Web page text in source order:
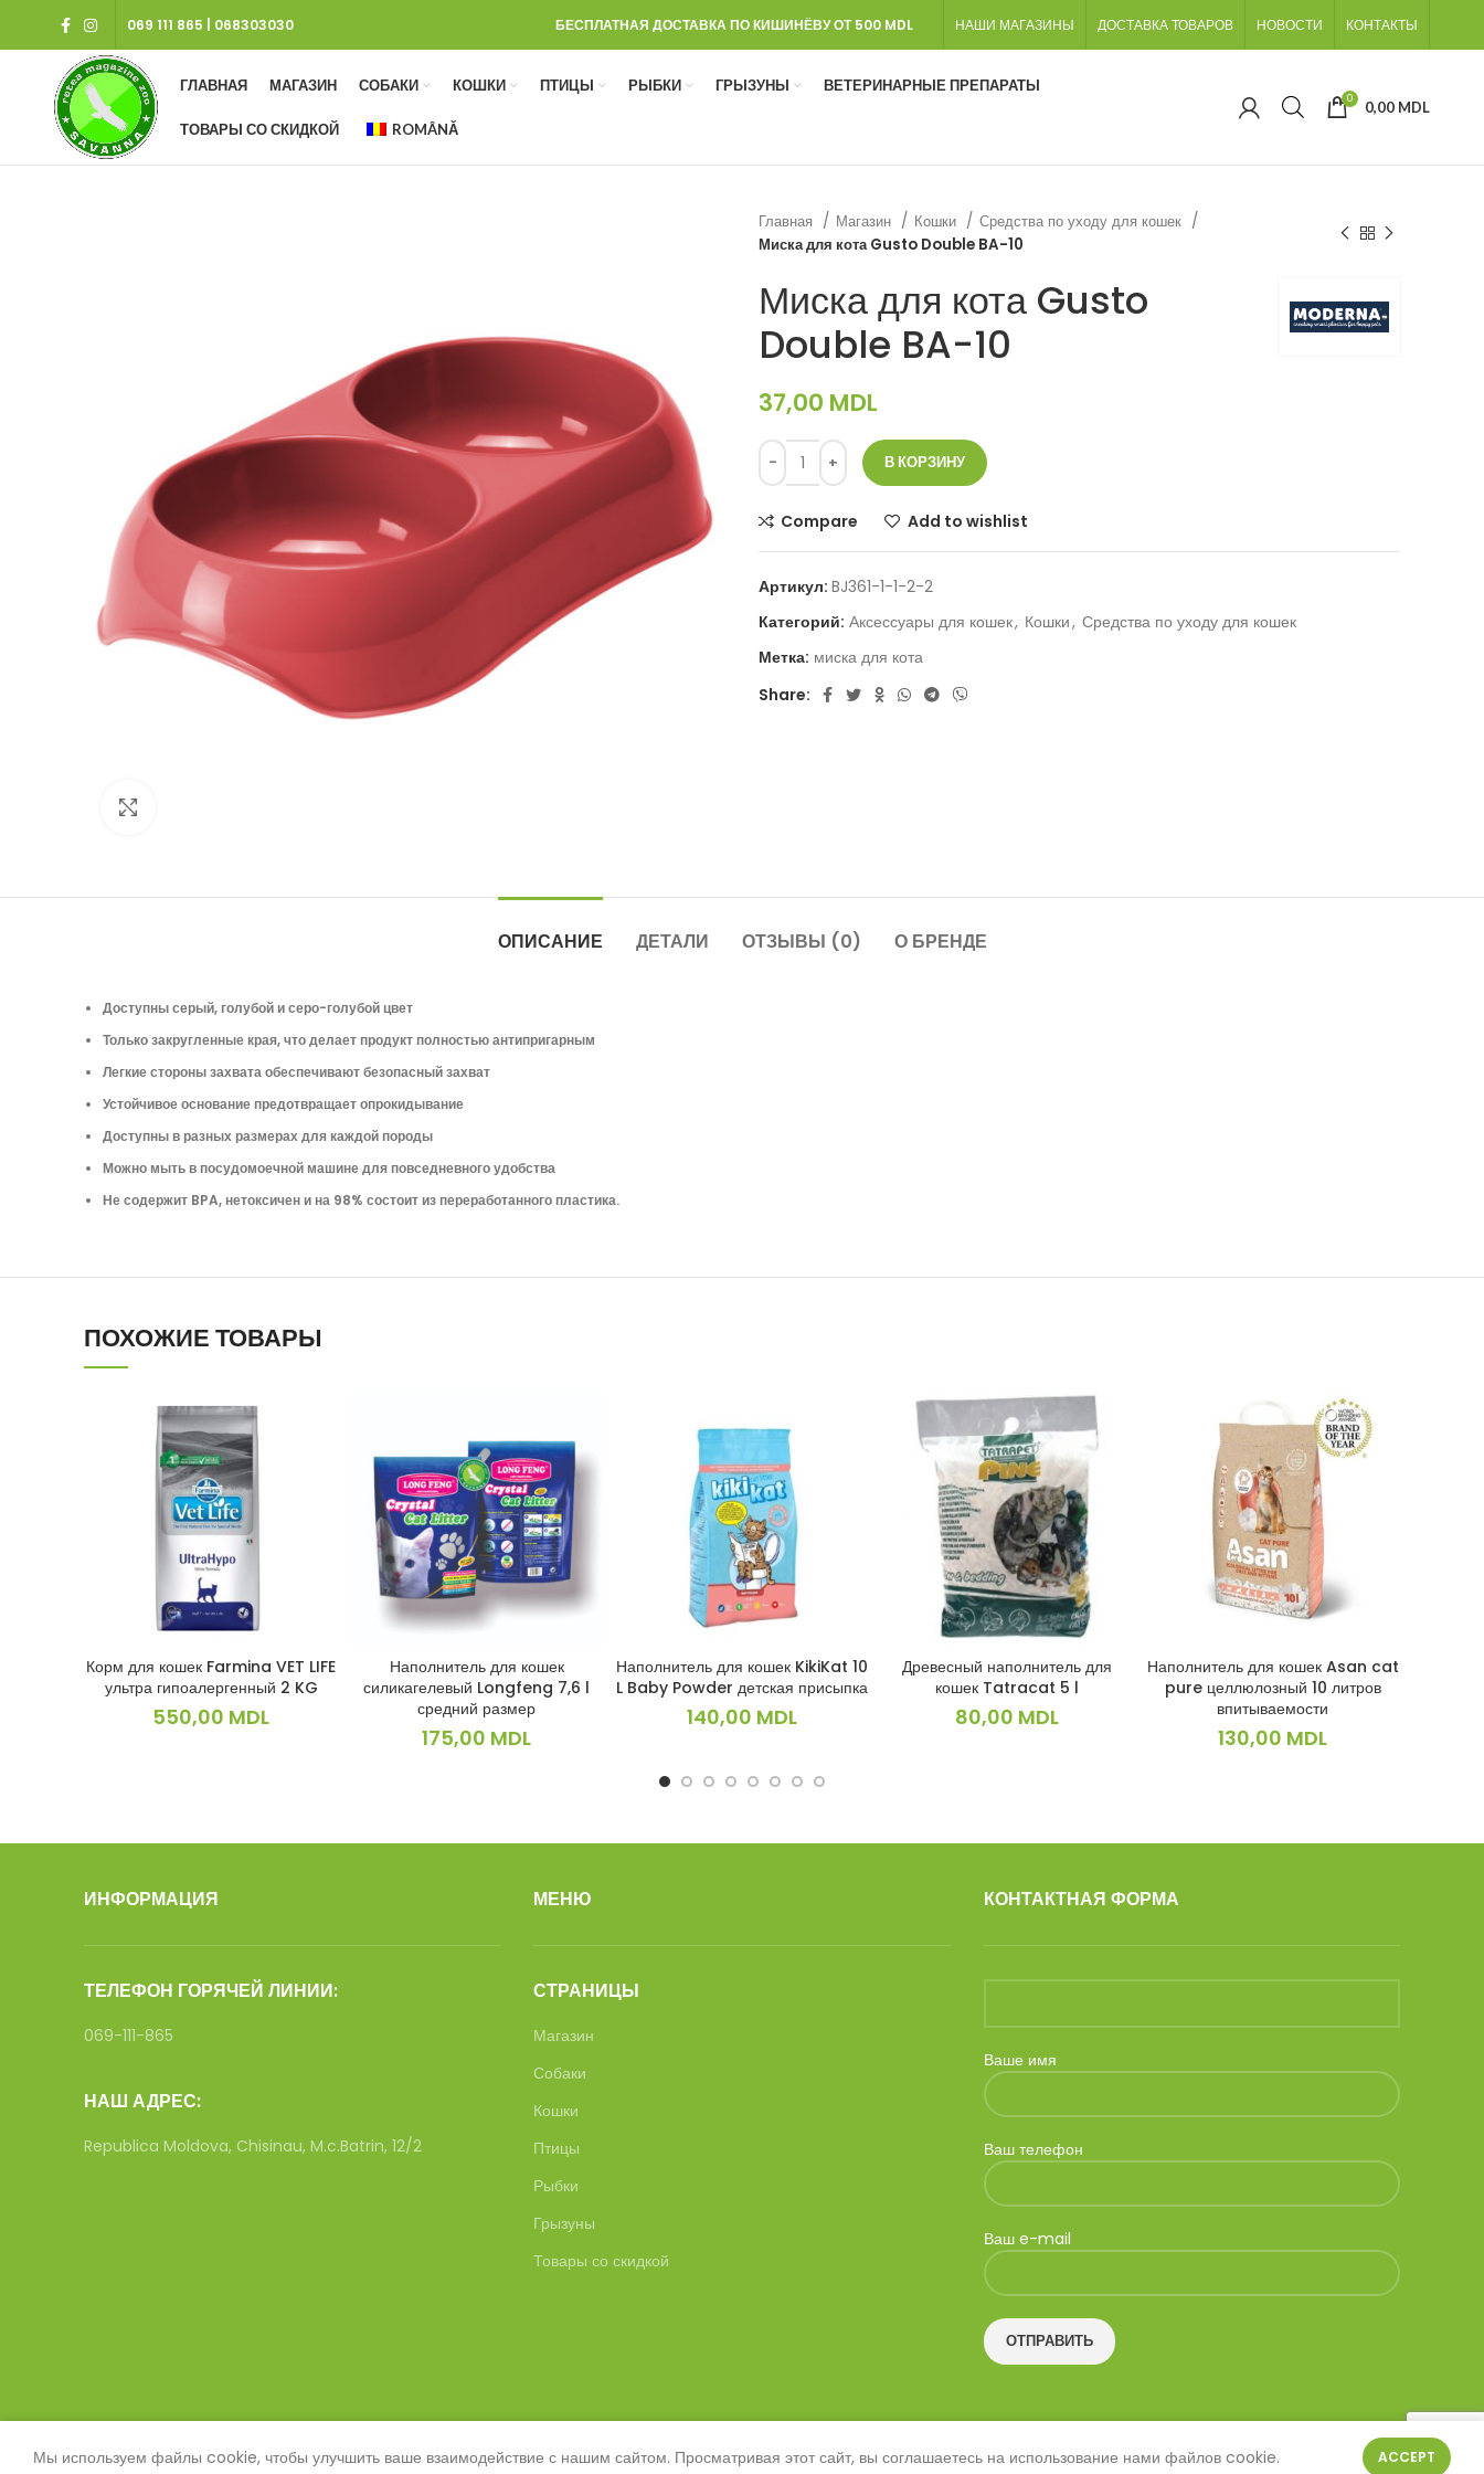
069 111 865 068303030 БЕСПЛАТНАЯ ДОСТАВКА ПО КИШИНЁВУ ОТ 500 MDL НАШИ МАГАЗИНЫ ДОСТАВКА ТОВАРОВ НОВОСТИ КОНТАКТЫ
ГЛАВНАЯ МАГАЗИН СОБАКИ КОШКИ ПТИЦЫ РЫБКИ ГРЫЗУНЫ ВЕТЕРИНАРНЫЕ ПРЕПАРАТЫ
ТОВАРЫ СО СКИДКОЙ ROMÂNĂ
0 0,00 MDL
Главная Магазин Кошки
Средства по уходу для кошек
Миска для кота Gusto Double BA-10
Миска для кота Gusto
Double BA-10
37,00 MDL
В КОРЗИНУ
Compare Add to wishlist
Артикул: BJ361-1-1-2-2
Категорий: Аксессуары для кошек, Кошки, Средства по уходу для кошек
Метка: миска для кота
Share:
ОПИСАНИЕ ДЕТАЛИ ОТЗЫВЫ (0) О БРЕНДЕ
Доступны серый, голубой и серо-голубой цвет
Только закругленные края, что делает продукт полностью антипригарным
Легкие стороны захвата обеспечивают безопасный захват
Устойчивое основание предотвращает опрокидывание
Доступны в разных размерах для каждой породы
Можно мыть в посудомоечной машине для повседневного удобства
Не содержит BPA, нетоксичен и на 98% состоит из переработанного пластика.
ПОХОЖИЕ ТОВАРЫ
В КОРЗИНУ
Корм для кошек Farmina VET LIFE
ультра гипоалергенный 2 KG
550,00 MDL
В КОРЗИНУ
Наполнитель для кошек
силикагелевый Longfeng 7,6 l
средний размер
175,00 MDL
В КОРЗИНУ
Наполнитель для кошек KikiKat 10
L Baby Powder детская присыпка
140,00 MDL
В КОРЗИНУ
Древесный наполнитель для
кошек Tatracat 5 l
80,00 MDL
В КОРЗИНУ
Наполнитель для кошек Asan cat
pure целлюлозный 10 литров
впитываемости
130,00 MDL
ИНФОРМАЦИЯ
ТЕЛЕФОН ГОРЯЧЕЙ ЛИНИИ:
069-111-865
НАШ АДРЕС:
Republica Moldova, Chisinau, M.c.Batrin, 12/2
МЕНЮ
СТРАНИЦЫ
Магазин
Собаки
Кошки
Птицы
Рыбки
Грызуны
Товары со скидкой
КОНТАКТНАЯ ФОРМА
Ваше имя
Ваш телефон
Ваш e-mail
© 2026SAVANNA. Все права защищены
Мы используем файлы cookie, чтобы улучшить ваше взаимодействие с нашим сайтом. Просматривая этот сайт, вы соглашаетесь на использование нами файлов cookie. ACCEPT